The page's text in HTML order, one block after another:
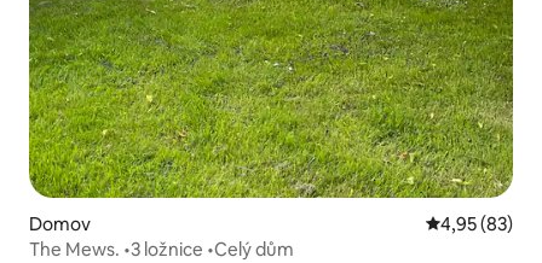
Domov Průměrné
4,95 (83)
The Mews. •3 ložnice •Celý dům